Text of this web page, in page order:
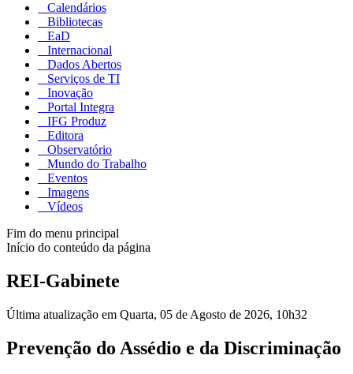
Calendários
Bibliotecas
EaD
Internacional
Dados Abertos
Serviços de TI
Inovação
Portal Integra
IFG Produz
Editora
Observatório
Mundo do Trabalho
Eventos
Imagens
Vídeos
Fim do menu principal
Início do conteúdo da página
REI-Gabinete
Última atualização em Quarta, 05 de Agosto de 2026, 10h32
Prevenção do Assédio e da Discriminação